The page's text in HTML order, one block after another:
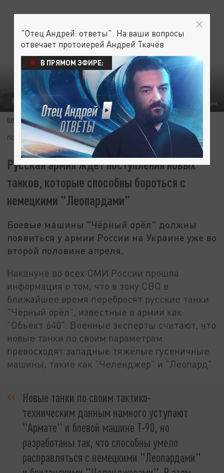
ФОТО: ПРЕСС-ЦЕНТР МО РОССИИ
РУССКИЙ ОТВЕТ
ВИКТОР ЗАГВОЗДИН 07 АПРЕЛЯ 09:10
ПОДПИШИТЕСЬ:
Русская армия ждёт поступления новых
танков, которые способны бороться с
немецкими "Леопардами"
Боевые машины "Чёрный орёл" должны
появиться у армии России на Украине уже во
второй половине апреля.
Накануне во всех СМИ России прошла
информация о том, что в зону СВО в
ближайшее время перебросят русские танки
"Чёрный орёл", известные в армии как
"Объект 640". Военные эксперты считают, что
новые танки по своим параметрам
превосходят западные тяжёлые гусеничные
машины, такие как "Челенджер" и "Леопард".
Новые танки по своим тактико-
техническим данным намного уступают
"Армате" и боевой машине Т-90, но
разработаны так, что способны умело
расправляться с немецкими "Леопардами"
"Отец Андрей: ответы". На ваши вопросы
отвечает протоиерей Андрей Ткачёв
В ПРЯМОМ ЭФИРЕ: